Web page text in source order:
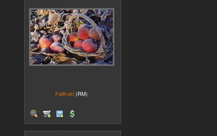
Fallfrukt (RM)